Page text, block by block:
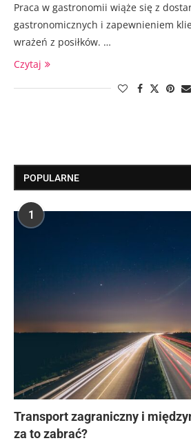
Praca w gastronomii wiąże się z
gastronomicznych i zapewnieniem
wrażeń z posiłków. …
Czytaj
POPULARNE
1
Transport zagraniczny i
za to zabrać?